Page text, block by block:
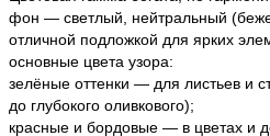
фон — светлый, нейтральный
отличной подложкой для ярких
основные цвета узора:
зелёные оттенки — для листьев и
до глубокого оливкового);
красные и бордовые — в цветах и